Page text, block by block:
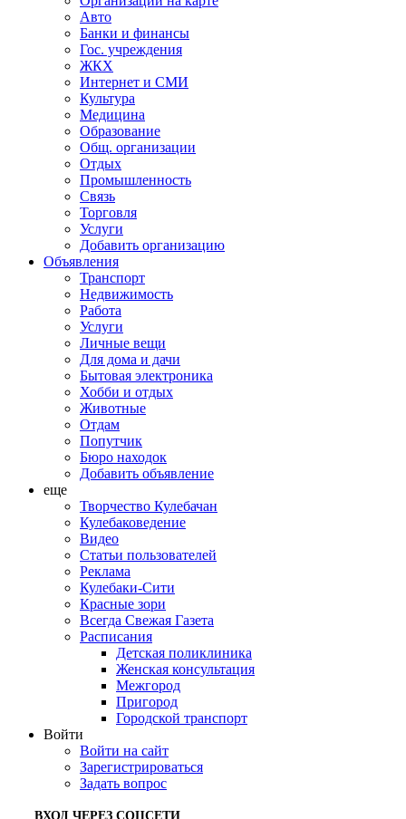
Авто
Банки и финансы
Гос. учреждения
ЖКХ
Интернет и СМИ
Культура
Медицина
Образование
Общ. организации
Отдых
Промышленность
Связь
Торговля
Услуги
Добавить организацию
Объявления
Транспорт
Недвижимость
Работа
Услуги
Личные вещи
Для дома и дачи
Бытовая электроника
Хобби и отдых
Животные
Отдам
Попутчик
Бюро находок
Добавить объявление
еще
Творчество Кулебачан
Кулебаковедение
Видео
Статьи пользователей
Реклама
Кулебаки-Сити
Красные зори
Всегда Свежая Газета
Расписания
Детская поликлиника
Женская консультация
Межгород
Пригород
Городской транспорт
Войти
Войти на сайт
Зарегистрироваться
Задать вопрос
ВХОД ЧЕРЕЗ СОЦСЕТИ